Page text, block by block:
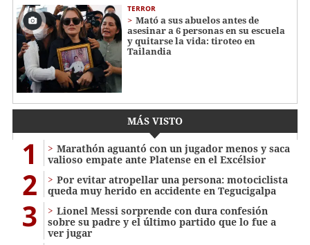
TERROR
Mató a sus abuelos antes de
asesinar a 6 personas en su escuela
y quitarse la vida: tiroteo en
Tailandia
MÁS VISTO
1
Marathón aguantó con un jugador menos y saca
valioso empate ante Platense en el Excélsior
2
Por evitar atropellar una persona: motociclista
queda muy herido en accidente en Tegucigalpa
3
Lionel Messi sorprende con dura confesión
sobre su padre y el último partido que lo fue a
ver jugar